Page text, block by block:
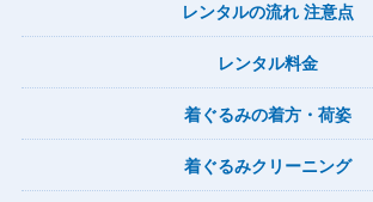
レンタルの流れ 注意点
レンタル料金
着ぐるみの着方・荷姿
着ぐるみクリーニング